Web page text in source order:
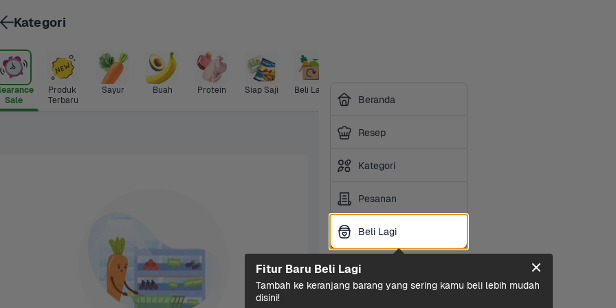
Sale
Produk
Terbaru
Sayur Buah Protein Siap Saji Beli Lagi
GrosirBeranda
Resep
Kategori
Pesanan
Beli Lagi
Kategori
Beli Lagi
Fitur Baru Beli Lagi
Tambah ke keranjang barang yang sering kamu beli lebih mudah
disini!